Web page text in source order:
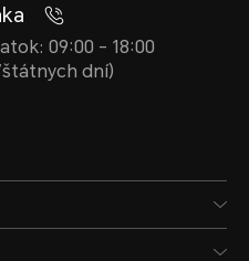
09:00 - 18:00
dní)